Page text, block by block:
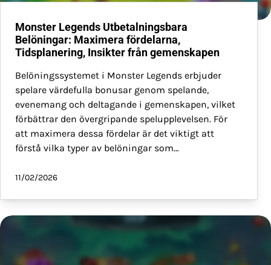
Monster Legends Utbetalningsbara
Belöningar: Maximera fördelarna,
Tidsplanering, Insikter från gemenskapen
Belöningssystemet i Monster Legends erbjuder
spelare värdefulla bonusar genom spelande,
evenemang och deltagande i gemenskapen, vilket
förbättrar den övergripande spelupplevelsen. För
att maximera dessa fördelar är det viktigt att
förstå vilka typer av belöningar som…
11/02/2026